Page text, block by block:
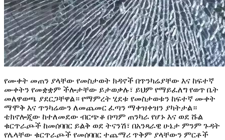
የሙቀት መጠን ያላቸው የመስታወት ክዳኖች በጥንካሬያቸው እና ከፍተኛ
ሙቀትን የመቋቋም ችሎታቸው ይታወቃሉ፣ ይህም የማይፈለግ የወጥ ቤት
መለዋወጫ ያደርጋቸዋል። የማምረት ሂደቱ የመስታወቱን ከፍተኛ ሙቀት
ማሞቅ እና ጥንካሬውን ለመጨመር ፈጣን ማቀዝቀዝን ያካትታል።
ቴክኖሎጂው ከተለመደው ብርጭቆ በጣም ጠንካራ የሆኑ እና ወደ ሹል
ቁርጥራጮች ከመሰባበር ይልቅ ወደ ትናንሽ፣ በአንጻራዊ ሁኔታ ምንም ጉዳት
የሌላቸው ቁርጥራጮች የመሰባበር ተጨማሪ ጥቅም ያላቸውን ምርቶች